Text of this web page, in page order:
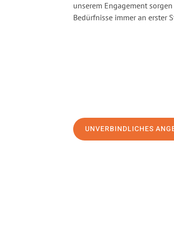
unserem Engagement
Bedürfnisse immer an erster
UNVERBINDLICHES